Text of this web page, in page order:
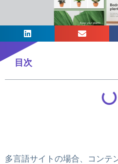
目次
多言語サイトの場合、コンテ